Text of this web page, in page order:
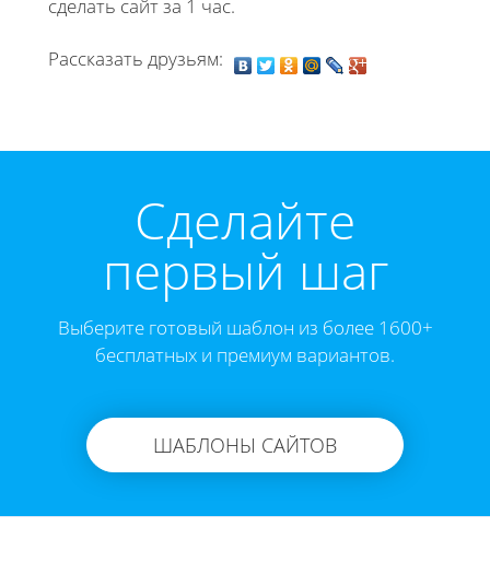
сделать сайт за 1 час.
Рассказать друзьям:
Cделайте
первый шаг
Выберите готовый шаблон из более 1600+
бесплатных и премиум вариантов.
ШАБЛОНЫ САЙТОВ